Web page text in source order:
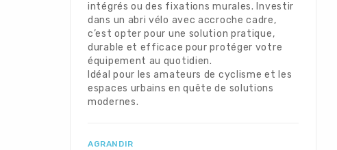
intégrés ou des fixations murales. Investir
dans un abri vélo avec accroche cadre,
c’est opter pour une solution pratique,
durable et efficace pour protéger votre
équipement au quotidien.
Idéal pour les amateurs de cyclisme et les
espaces urbains en quête de solutions
modernes.
AGRANDIR